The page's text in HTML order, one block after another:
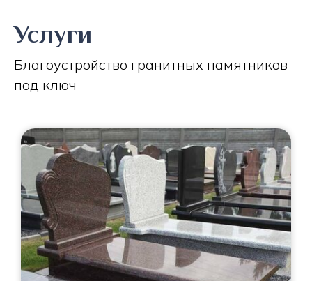
Услуги
Благоустройство гранитных памятников
под ключ